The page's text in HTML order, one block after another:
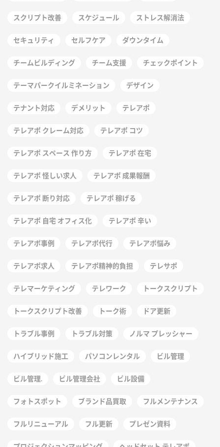
スクリプト改善 スケジュール ストレス解消法
セキュリティ セルフケア ダウンタイム
チームビルディング チーム支援 チェックポイント
テーマパークイルミネーション デザイン
テナント対応 デメリット テレアポ
テレアポ クレーム対応 テレアポ コツ
テレアポ スペース 作り方 テレアポ 在宅
テレアポ 怪しい求人 テレアポ 成果報酬
テレアポ 断り対応 テレアポ 稼げる
テレアポ 自宅 オフィス化 テレアポ 辛い
テレアポ事例 テレアポ代行 テレアポ悩み
テレアポ求人 テレアポ精神的負担 テレサポ
テレマーケティング テレワーク トークスクリプト
トークスクリプト改善 トーク術 ドア更新
トラブル事例 トラブル対策 ノルマ プレッシャー
ハイブリッド施工 パソコンレンタル ビル管理
ビル管理. ビル管理会社 ビル設備
フォトスポット ブランド品買取 フルメンテナンス
フルリニューアル フル更新 プレゼン資料